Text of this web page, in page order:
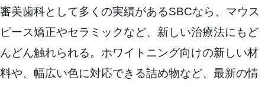
審美歯科として多くの実績があるSBCなら、マウス
ピース矯正やセラミックなど、新しい治療法にもど
んどん触れられる。ホワイトニング向けの新しい材
料や、幅広い色に対応できる詰め物など、最新の情